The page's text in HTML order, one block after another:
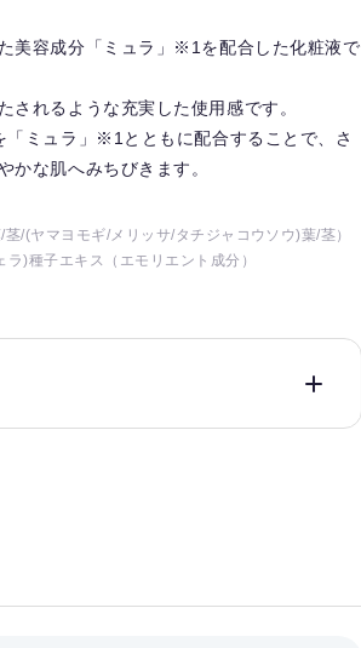
美容成分「ミュラ」※1を配合した化粧液で
れるような充実した使用感です。
ミュラ」※1とともに配合することで、さ
かな肌へみちびきます。
/(ヤマヨモギ/メリッサ/タチジャコウソウ)葉/茎）
)種子エキス（エモリエント成分）